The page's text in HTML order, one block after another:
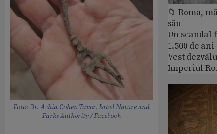
Foto: Dr. Achia Cohen Tavor, Israel Nature and
Parks Authority / Facebook
📁 Roma,
său
Un scandal
1.500 de
Vest
Imperiul